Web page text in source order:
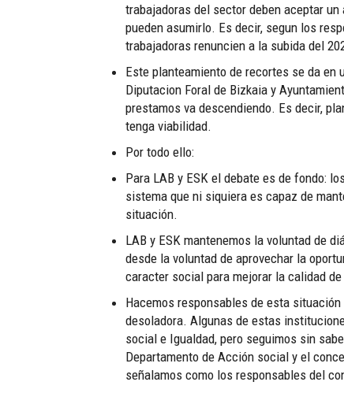
trabajadoras del sector deben aceptar
pueden asumirlo. Es decir, segun los
trabajadoras renuncien a la subida del
Este planteamiento de recortes se da
Diputacion Foral de Bizkaia y
prestamos va descendiendo. Es decir,
tenga viabilidad.
Por todo ello:
Para LAB y ESK el debate es de fondo:
sistema que ni siquiera es capaz de
situación.
LAB y ESK mantenemos la voluntad de
desde la voluntad de aprovechar la
caracter social para mejorar la calidad
Hacemos responsables de esta
desoladora. Algunas de estas
social e Igualdad, pero seguimos sin
Departamento de Acción social y el
señalamos como los responsables del